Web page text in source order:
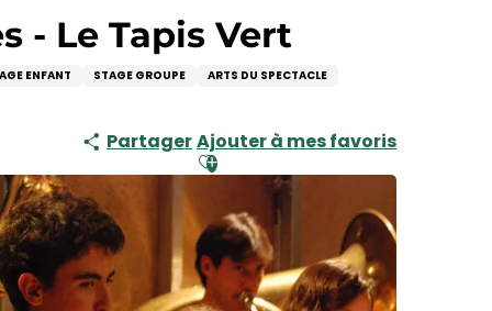
- Le Tapis Vert
ENFANT STAGE GROUPE ARTS DU SPECTACLE
PartagerAjouter aux favoris
Ajouter à mes favoris